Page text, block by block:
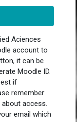
Aciences
account to
it can be
Moodle ID.
if
remember
access.
email which